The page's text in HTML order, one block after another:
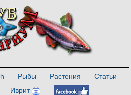
Рыбы Растения
Статьи
Иврит